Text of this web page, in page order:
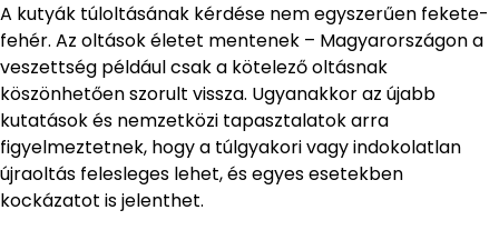
A kutyák túloltásának kérdése nem egyszerűen fekete-
fehér. Az oltások életet mentenek – Magyarországon a
veszettség például csak a kötelező oltásnak
köszönhetően szorult vissza. Ugyanakkor az újabb
kutatások és nemzetközi tapasztalatok arra
figyelmeztetnek, hogy a túlgyakori vagy indokolatlan
újraoltás felesleges lehet, és egyes esetekben
kockázatot is jelenthet.